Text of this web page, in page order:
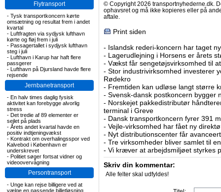
Flytransport
- Tysk transportkoncern kørte
omsætning og resultat frem i andet
kvartal
- Luftfragten via sydjysk lufthavn
kørte og fløj frem i juli
- Passagertallet i sydjysk lufthavn
steg i juli
- Lufthavn i Karup har haft flere
passgerer
- Lufthavn på Djursland havde flere
rejsende
Jernbanetransport
- En halv times daglig fysisk
aktivitet kan forebygge alvorlig
stress
- Det tredie af 89 elementer er
sejlet på plads
- Årets andet kvartal havde en
positiv indtjeningvækst
- Kontrakt om overhalingsspor ved
Kalvebod i København er
underskrevet
- Politiet søger fortsat vidner og
videoovervågning
Persontransport
- Unge kan rejse billigere ved at
vælge en passende billetløsning
© Copyright 2026 transportnyhederne.dk.
ophavsret og må ikke kopieres eller på
aftale.
Print siden
- Islandsk rederi-koncern har taget
- Lagerudlejning i Horsens er årets
- Vækst får sengetøjsvirksomhed til
- Stor industrivirksomhed investerer
Rødekro
- Fremtiden kan udløse langt større
- Svensk-dansk postkoncern bygger
- Norskejet pakkedistributør
terminal i Greve
- Dansk transportkoncern fyrer 391
- Vejle-virksomhed har fået ny
- Nyt distributionscenter får
- Tre virksomheder bliver samlet til
- Vi kræver at arbejdsmiljøet styrkes
Skriv din kommentar:
Alle felter skal udfyldes!